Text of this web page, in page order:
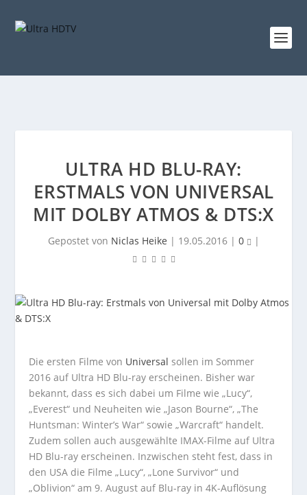
ULTRA HD BLU-RAY:
ERSTMALS VON UNIVERSAL
MIT DOLBY ATMOS & DTS:X
Gepostet von Niclas Heike | 19.05.2016| 0 |
Die ersten Filme von Universal sollen im Sommer
2016 auf Ultra HD Blu-ray erscheinen. Bisher war
bekannt, dass es sich dabei um Filme wie „Lucy“,
„Everest“ und Neuheiten wie „Jason Bourne“, „The
Huntsman: Winter’s War“ sowie „Warcraft“ handelt.
Zudem sollen auch ausgewählte IMAX-Filme auf Ultra
HD Blu-ray erscheinen. Inzwischen steht fest, dass in
den USA die Filme „Lucy“, „Lone Survivor“ und
„Oblivion“ am 9. August auf Blu-ray in 4K-Auflösung